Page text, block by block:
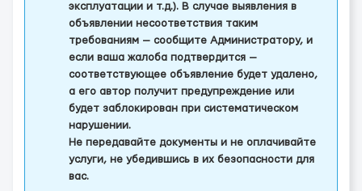
эксплуатации и т.д.). В случае выявления в
объявлении несоответствия таким
требованиям — сообщите Администратору, и
если ваша жалоба подтвердится —
соответствующее объявление будет удалено,
а его автор получит предупреждение или
будет заблокирован при систематическом
нарушении.
Не передавайте документы и не оплачивайте
услуги, не убедившись в их безопасности для
вас.